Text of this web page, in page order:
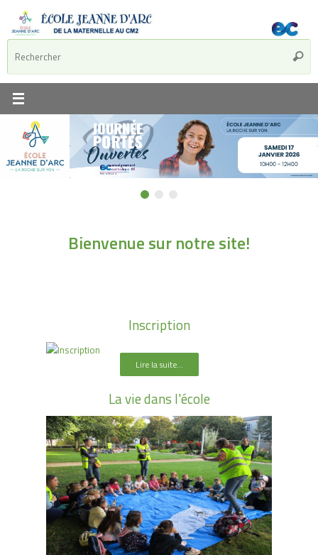
Bienvenue sur notre site!
Inscription
Lire la suite...
La vie dans l'école